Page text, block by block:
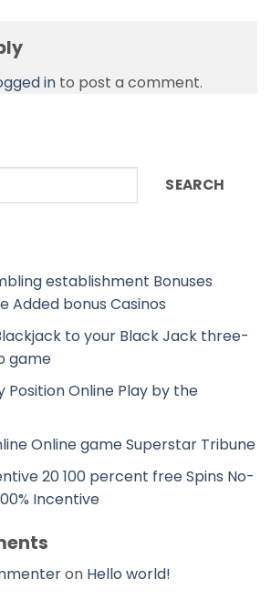
in to post a comment.
SEARCH
establishment Bonuses
Added bonus Casinos
to your Black Jack three-
game
Position Online Play by the
Online game Superstar Tribune
20 100 percent free Spins No-
Incentive
on Hello world!